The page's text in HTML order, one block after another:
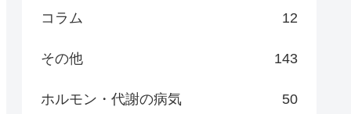
コラム 12
その他 143
ホルモン・代謝の病気 50